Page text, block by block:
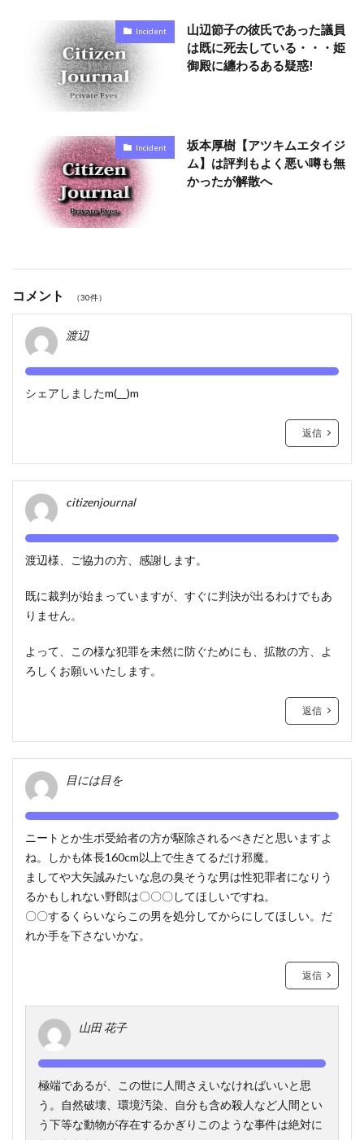
Incident
山辺節子の彼氏であった議員
は既に死去している・・・姫
御殿に纏わるある疑惑!
Incident
坂本厚樹【アツキムエタイジ
ム】は評判もよく悪い噂も無
かったが解散へ
コメント （30件）
渡辺
シェアしましたm(__)m
返信
citizenjournal
渡辺様、ご協力の方、感謝します。
既に裁判が始まっていますが、すぐに判決が出るわけでもあ
りません。
よって、この様な犯罪を未然に防ぐためにも、拡散の方、よ
ろしくお願いいたします。
返信
目には目を
ニートとか生ポ受給者の方が駆除されるべきだと思いますよ
ね。しかも体長160cm以上で生きてるだけ邪魔。
ましてや大矢誠みたいな息の臭そうな男は性犯罪者になりう
るかもしれない野郎は〇〇〇してほしいですね。
〇〇するくらいならこの男を処分してからにしてほしい。だ
れか手を下さないかな。
返信
山田 花子
極端であるが、この世に人間さえいなければいいと思
う。自然破壊、環境汚染、自分も含め殺人など人間とい
う下等な動物が存在するかぎりこのような事件は絶対に